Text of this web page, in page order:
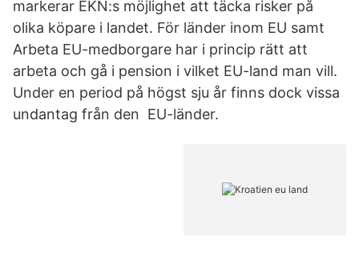
markerar EKN:s möjlighet att täcka risker på
olika köpare i landet. För länder inom EU samt
Arbeta EU-medborgare har i princip rätt att
arbeta och gå i pension i vilket EU-land man vill.
Under en period på högst sju år finns dock vissa
undantag från den EU-länder.